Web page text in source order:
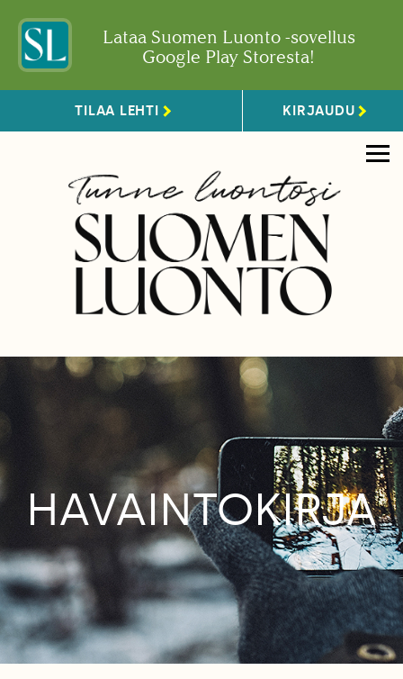
Lataa Suomen Luonto -sovellus
Google Play Storesta!
TILAA LEHTI KIRJAUDU
HAVAINTOKIRJA